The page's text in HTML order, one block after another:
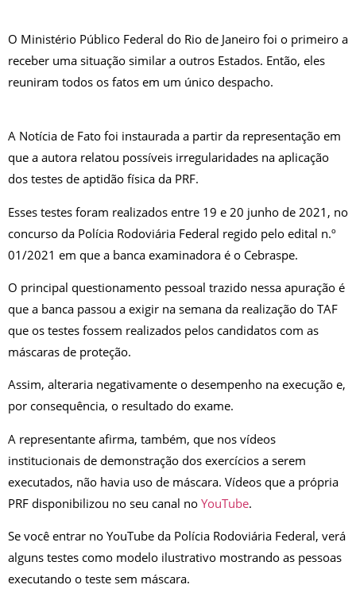
O Ministério Público Federal do Rio de Janeiro foi o primeiro a
receber uma situação similar a outros Estados. Então, eles
reuniram todos os fatos em um único despacho.
A Notícia de Fato foi instaurada a partir da representação em
que a autora relatou possíveis irregularidades na aplicação
dos testes de aptidão física da PRF.
Esses testes foram realizados entre 19 e 20 junho de 2021, no
concurso da Polícia Rodoviária Federal regido pelo edital n.º
01/2021 em que a banca examinadora é o Cebraspe.
O principal questionamento pessoal trazido nessa apuração é
que a banca passou a exigir na semana da realização do TAF
que os testes fossem realizados pelos candidatos com as
máscaras de proteção.
Assim, alteraria negativamente o desempenho na execução e,
por consequência, o resultado do exame.
A representante afirma, também, que nos vídeos
institucionais de demonstração dos exercícios a serem
executados, não havia uso de máscara. Vídeos que a própria
PRF disponibilizou no seu canal no YouTube.
Se você entrar no YouTube da Polícia Rodoviária Federal, verá
alguns testes como modelo ilustrativo mostrando as pessoas
executando o teste sem máscara.